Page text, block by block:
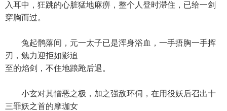
入耳中，狂跳的心脏猛地麻痹，整个人登时滞住，已给一剑
穿胸而过。
兔起鹘落间，元一太子已是浑身浴血，一手捂胸一手挥
刃，勉力迎拒如影追
至的焰剑，不住地踉跄后退。
小玄对其憎恶之极，加之强敌环伺，在用役妖后召出十
三罪妖之首的摩珈女